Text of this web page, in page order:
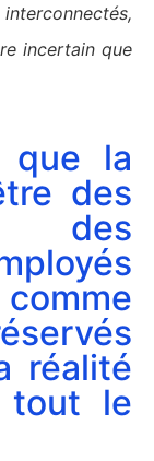
incertain que
que la
des
des
réalité
tout le